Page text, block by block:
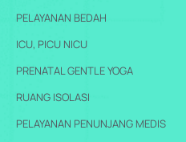
PELAYANAN BEDAH
ICU, PICU NICU
PRENATAL GENTLE YOGA
RUANG ISOLASI
PELAYANAN PENUNJANG MEDIS